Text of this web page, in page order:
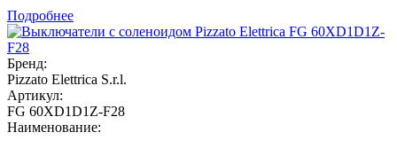
Подробнее
Бренд:
Pizzato Elettrica S.r.l.
Артикул:
FG 60XD1D1Z-F28
Наименование: